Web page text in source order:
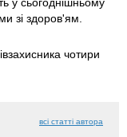
у сьогоднішньому
зі здоров'ям.
чотири
всі статті автора